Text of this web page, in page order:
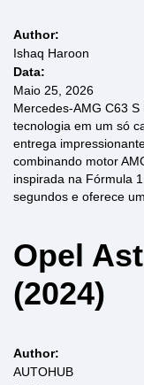
Author:
Ishaq Haroon
Data:
Maio 25, 2026
Mercedes-AMG C63
tecnologia em um só
entrega
combinando motor
inspirada na Fórmula
segundos e oferece
Opel
(2024)
Author:
AUTOHUB